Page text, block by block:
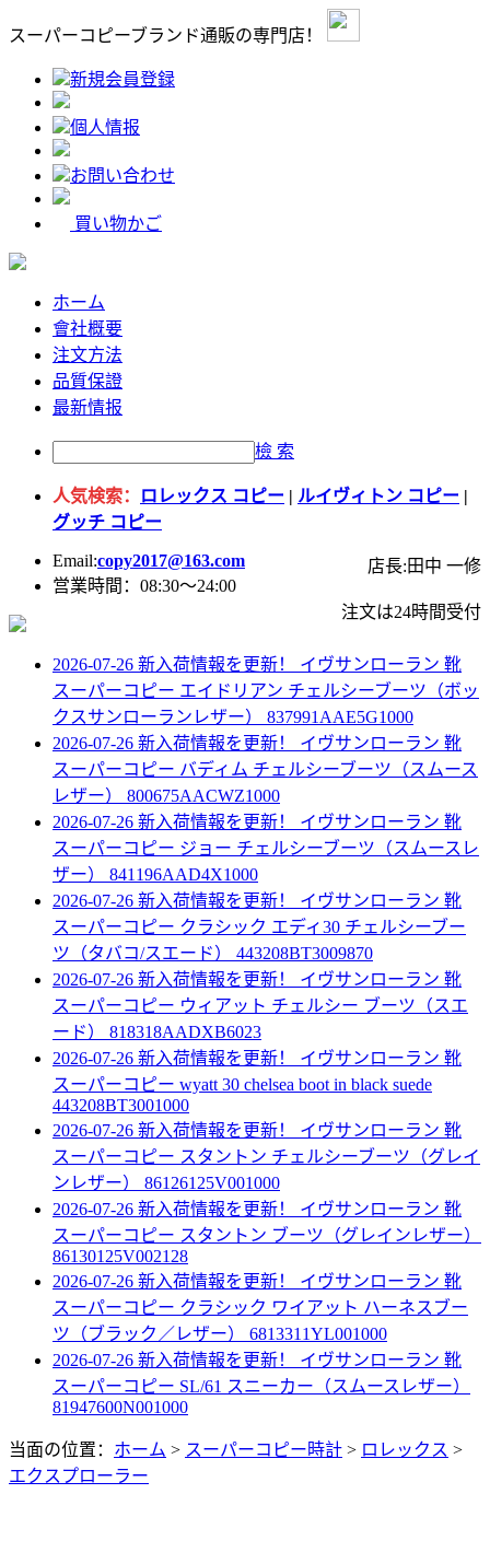
スーパーコピーブランド通販の専門店！
新規会員登録
個人情报
お問い合わせ
買い物かご
ホーム
會社概要
注文方法
品質保證
最新情报
檢 索
人気検索： ロレックス コピー | ルイヴィトン コピー |
グッチ コピー
Email:copy2017@163.com
店長:田中 一修
営業時間：08:30～24:00
注文は24時間受付
2026-07-26 新入荷情報を更新！ イヴサンローラン 靴
スーパーコピー エイドリアン チェルシーブーツ（ボッ
クスサンローランレザー） 837991AAE5G1000
2026-07-26 新入荷情報を更新！ イヴサンローラン 靴
スーパーコピー バディム チェルシーブーツ（スムース
レザー） 800675AACWZ1000
2026-07-26 新入荷情報を更新！ イヴサンローラン 靴
スーパーコピー ジョー チェルシーブーツ（スムースレ
ザー） 841196AAD4X1000
2026-07-26 新入荷情報を更新！ イヴサンローラン 靴
スーパーコピー クラシック エディ30 チェルシーブー
ツ（タバコ/スエード） 443208BT3009870
2026-07-26 新入荷情報を更新！ イヴサンローラン 靴
スーパーコピー ウィアット チェルシー ブーツ（スエ
ード） 818318AADXB6023
2026-07-26 新入荷情報を更新！ イヴサンローラン 靴
スーパーコピー wyatt 30 chelsea boot in black suede
443208BT3001000
2026-07-26 新入荷情報を更新！ イヴサンローラン 靴
スーパーコピー スタントン チェルシーブーツ（グレイ
ンレザー） 86126125V001000
2026-07-26 新入荷情報を更新！ イヴサンローラン 靴
スーパーコピー スタントン ブーツ（グレインレザー）
86130125V002128
2026-07-26 新入荷情報を更新！ イヴサンローラン 靴
スーパーコピー クラシック ワイアット ハーネスブー
ツ（ブラック／レザー） 6813311YL001000
2026-07-26 新入荷情報を更新！ イヴサンローラン 靴
スーパーコピー SL/61 スニーカー（スムースレザー）
81947600N001000
当面の位置： ホーム > スーパーコピー時計 > ロレックス >
エクスプローラー